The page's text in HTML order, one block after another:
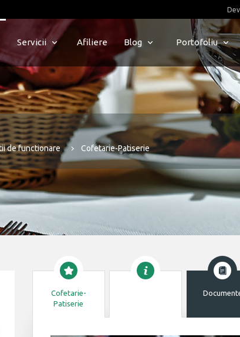
Servicii Afiliere Blog Portofoliu
de functionare Cofetarie-Patiserie
Cofetarie-
Patiserie